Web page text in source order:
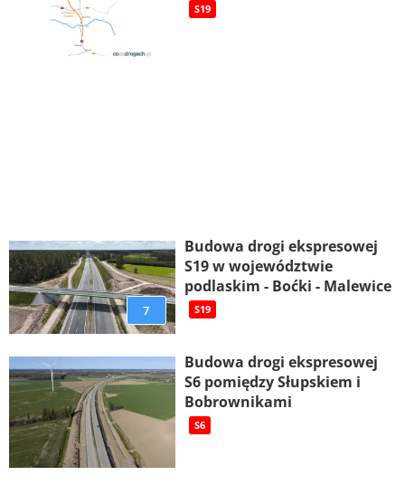
S19
7
Budowa drogi ekspresowej
S19 w województwie
podlaskim - Boćki - Malewice
S19
Budowa drogi ekspresowej
S6 pomiędzy Słupskiem i
Bobrownikami
S6